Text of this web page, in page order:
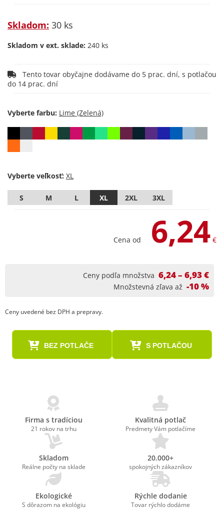
Skladom: 30 ks
Skladom v ext. sklade: 240 ks
do 14 prac. dní
Vyberte farbu:
Vyberte veľkosť:
S M L XL 2XL 3XL
Cena od 6,24 €
Ceny podľa množstva 6,24 – 6,93 €
Množstevná zľava až -10 %
Ceny uvedené bez DPH a prepravy.
BEZ POTLAČE S POTLAČOU
Firma s tradíciou
21 rokov na trhu
Kvalitná potlač
Predmety Vám potlačíme
Skladom
Reálne počty na sklade
20.000+
spokojných zákazníkov
Ekologické
S dôrazom na ekológiu
Rýchle dodanie
Tovar rýchlo dodáme